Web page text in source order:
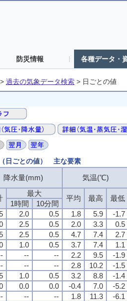
防災情報 各種データ・
> 過去の気象データ検索 > 日ごとの値
日ごとの値） 主な要素
降水量(mm) 気温(℃)
最大
平均 最高 最低
1時間
10分間
2.0 0.5 1.8 5.9
-1.7
2.5 0.5 2.0 3.3
0.5
2.5 0.5 4.7 7.4
2.7
1.0 0.5 3.7 7.4
1.1
-- -- 2.2 9.5
-1.9
-- -- 2.8 10.2
-1.5
1.0 0.5 3.2 8.8
-1.4
0.0 0.0 -0.4 7.0
-5.2
-- -- 1.8 11.3
-6.1